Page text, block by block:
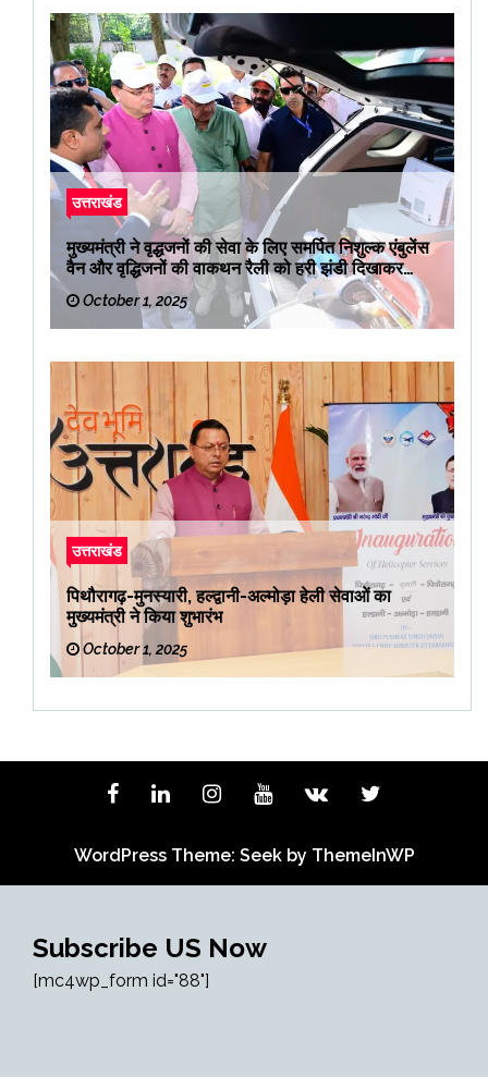
उत्तराखंड
मुख्यमंत्री ने वृद्धजनों की सेवा के लिए समर्पित निशुल्क एंबुलेंस
वैन और वृद्धिजनों की वाकथन रैली को हरी झंडी दिखाकर
रवाना किया
October 1, 2025
उत्तराखंड
पिथौरागढ़-मुनस्यारी, हल्द्वानी-अल्मोड़ा हेली सेवाओं का
मुख्यमंत्री ने किया शुभारंभ
October 1, 2025
WordPress Theme: Seek by ThemeInWP
Subscribe US Now
[mc4wp_form id="88"]